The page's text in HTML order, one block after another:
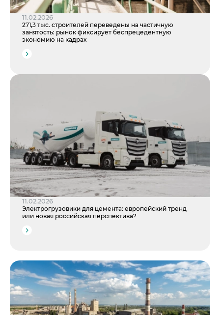
11.02.2026
271,3 тыс. строителей переведены на частичную
занятость: рынок фиксирует беспрецедентную
экономию на кадрах
11.02.2026
Электрогрузовики для цемента: европейский тренд
или новая российская перспектива?